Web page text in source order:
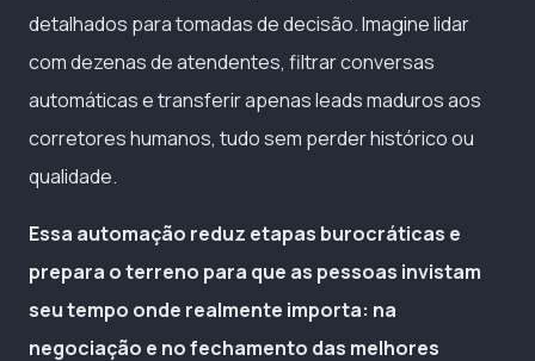
detalhados para tomadas de decisão. Imagine lidar
com dezenas de atendentes, filtrar conversas
automáticas e transferir apenas leads maduros aos
corretores humanos, tudo sem perder histórico ou
qualidade.
Essa automação reduz etapas burocráticas e
prepara o terreno para que as pessoas invistam
seu tempo onde realmente importa: na
negociação e no fechamento das melhores